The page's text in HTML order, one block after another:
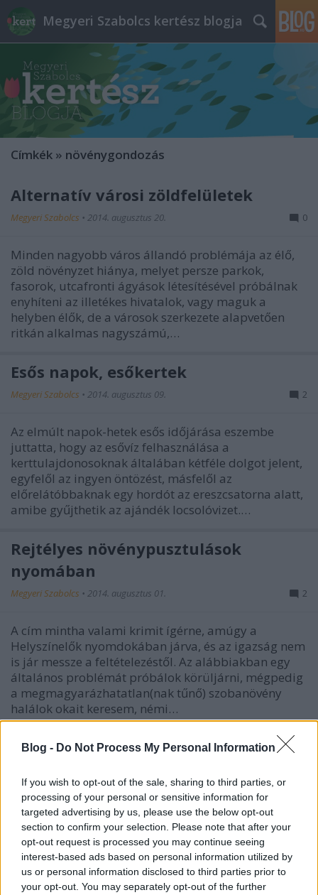
Blog - Do Not Process My Personal Information
If you wish to opt-out of the sale, sharing to third parties, or
processing of your personal or sensitive information for
targeted advertising by us, please use the below opt-out
section to confirm your selection. Please note that after your
opt-out request is processed you may continue seeing
interest-based ads based on personal information utilized by
us or personal information disclosed to third parties prior to
your opt-out. You may separately opt-out of the further
Megyeri Szabolcs kertész blogja
Címkék » növénygondozás
Alternatív városi zöldfelületek
Megyeri Szabolcs • 2014. augusztus 20. 0
Minden nagyobb város állandó problémája az élő,
zöld növényzet hiánya, melyet persze parkok,
fasorok, utcafronti ágyások létesítésével próbálnak
enyhíteni az illetékes hivatalok, vagy maguk a
helyben élők, de a városok szerkezete alapvetően
ritkán alkalmas nagyszámú,…
Esős napok, esőkertek
Megyeri Szabolcs • 2014. augusztus 09. 2
Az elmúlt napok-hetek esős időjárása eszembe
juttatta, hogy az esővíz felhasználása a
kerttulajdonosoknak általában kétféle dolgot jelent,
egyfelől az ingyen öntözést, másfelől az
előrelátóbbaknak egy hordót az ereszcsatorna alatt,
amibe gyűjthetik az ajándék locsolóvizet.…
Rejtélyes növénypusztulások
nyomában
Megyeri Szabolcs • 2014. augusztus 01. 2
A cím mintha valami krimit ígérne, amúgy a
Helyszínelők nyomdokában járva, és az igazság nem
is jár messze a feltételezéstől. Az alábbiakban egy
általános problémát próbálok körüljárni, mégpedig
a megmagyarázhatatlan(nak tűnő) szobanövény
halálok okait keresem, némi…
A légkondi és a növények
Az idei nyár igencsak hektikus az időjárást tekintve,
hol kánikula van, hol pedig őszies az időjárás, most
éppen forró napokon vagyunk túl, így épp aktuális a
légkondícionálás és a növények kapcsolatáról szólni
pár szót. Maga a légkondi örök vita forrása, van, aki
a…